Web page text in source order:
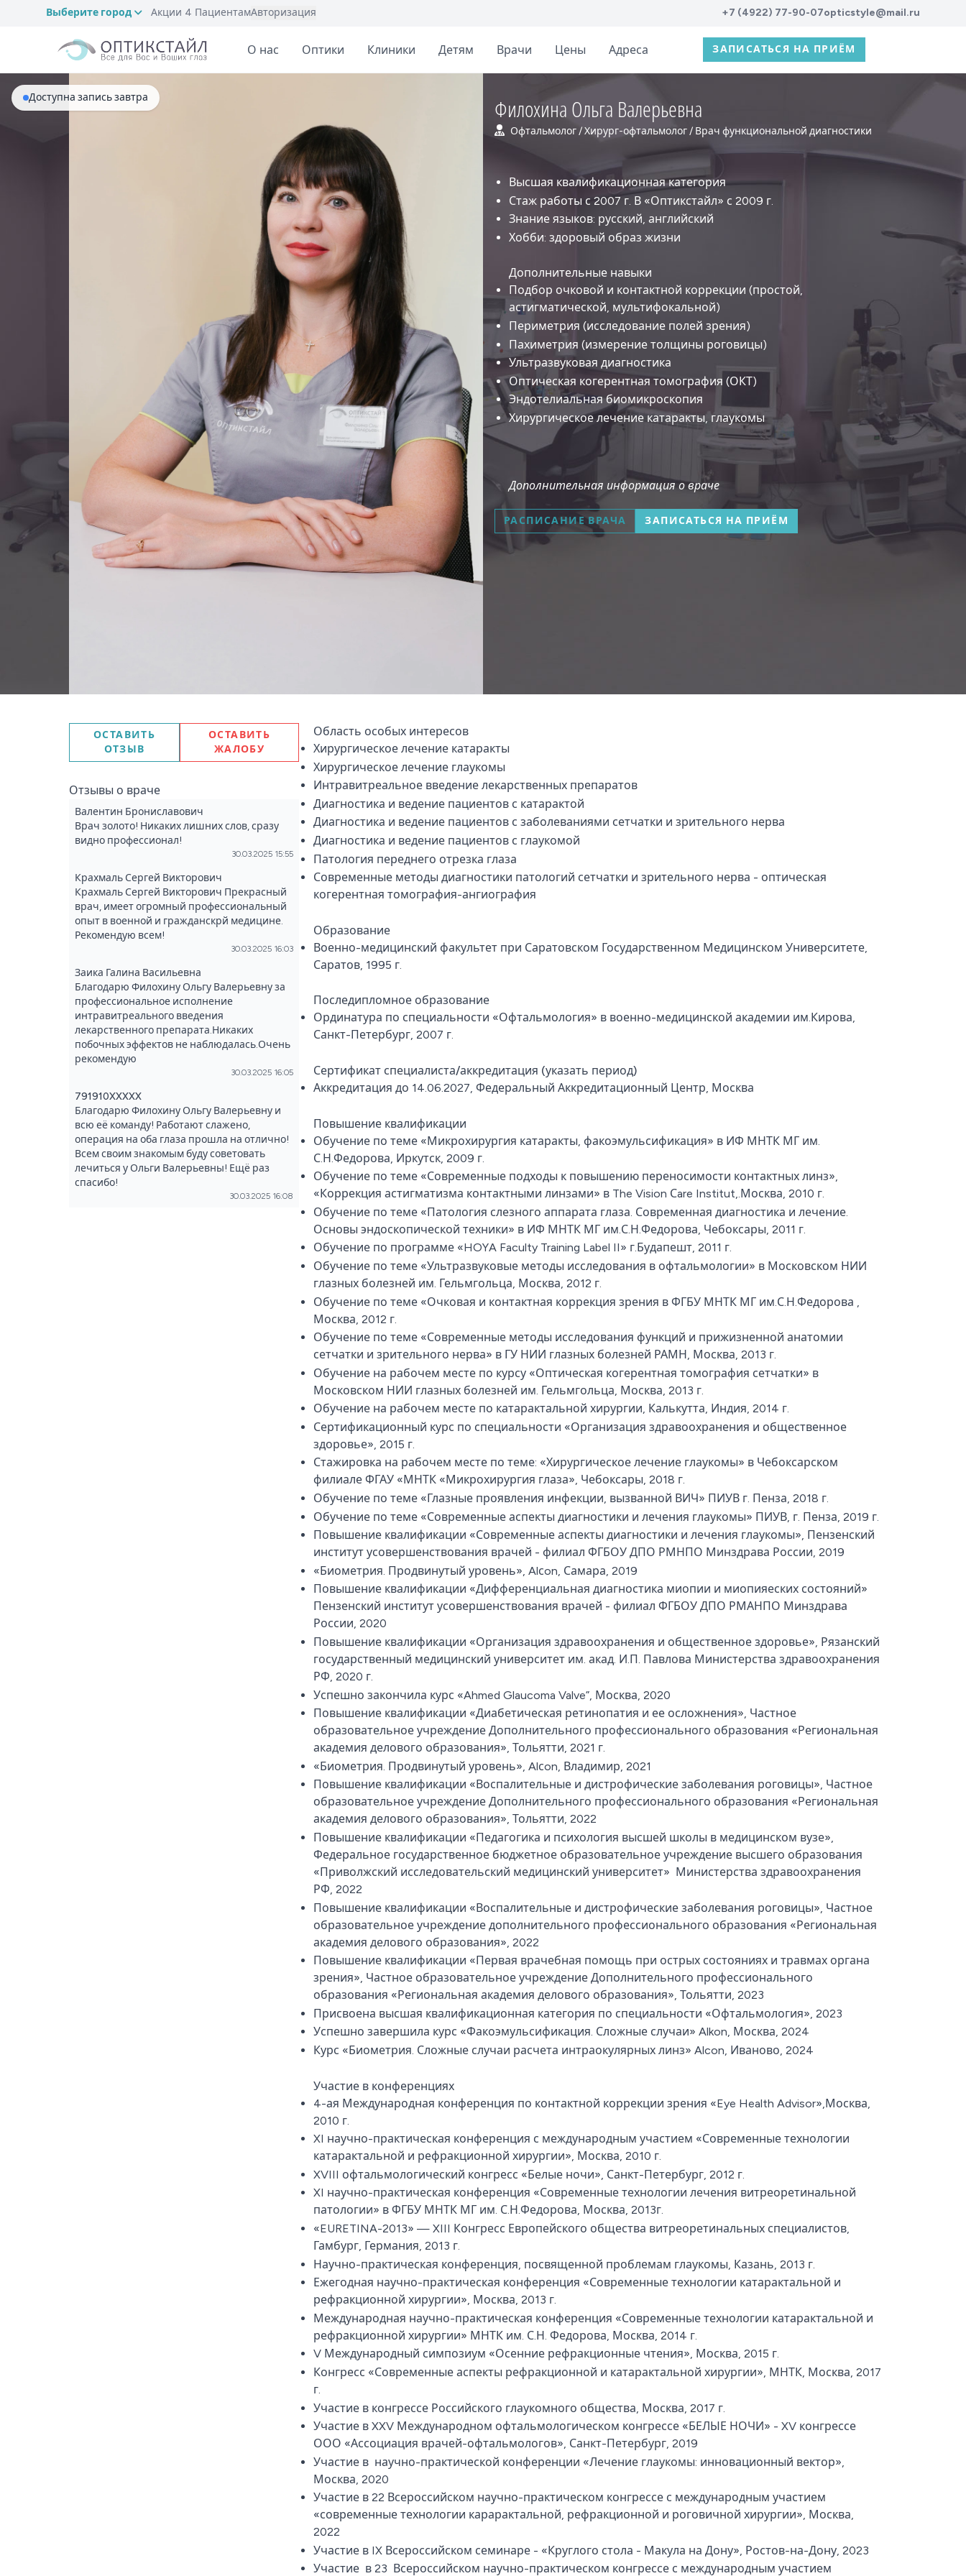
Выберите город Акции 4 ПациентамАвторизация +7 (4922) 77-90-07opticstyle@mail.ru
О нас Оптики Клиники Детям Врачи Цены Адреса ЗАПИСАТЬСЯ НА ПРИЁМ
Доступна запись завтра Филохина Ольга Валерьевна
Офтальмолог / Хирург-офтальмолог / Врач функциональной диагностики
Высшая квалификационная категория
Стаж работы с 2007 г. В «Оптикстайл» с 2009 г.
Знание языков: русский, английский
Хобби: здоровый образ жизни
Дополнительные навыки
Подбор очковой и контактной коррекции (простой,
астигматической, мультифокальной)
Периметрия (исследование полей зрения)
Пахиметрия (измерение толщины роговицы)
Ультразвуковая диагностика
Оптическая когерентная томография (ОКТ)
Эндотелиальная биомикроскопия
Хирургическое лечение катаракты, глаукомы
Дополнительная информация о враче
РАСПИСАНИЕ ВРАЧА ЗАПИСАТЬСЯ НА ПРИЁМ
ОСТАВИТЬ
ОТЗЫВ
ОСТАВИТЬ
ЖАЛОБУ
Отзывы о враче
Валентин Брониславович
Врач золото! Никаких лишних слов, сразу
видно профессионал!
30.03.2025 15:55
Крахмаль Сергей Викторович
Крахмаль Сергей Викторович Прекрасный
врач, имеет огромный профессиональный
опыт в военной и гражданскрй медицине.
Рекомендую всем!
30.03.2025 16:03
Заика Галина Васильевна
Благодарю Филохину Ольгу Валерьевну за
профессиональное исполнение
интравитреального введения
лекарственного препарата.Никаких
побочных эффектов не наблюдалась.Очень
рекомендую
30.03.2025 16:05
791910XXXXX
Благодарю Филохину Ольгу Валерьевну и
всю её команду! Работают слажено,
операция на оба глаза прошла на отлично!
Всем своим знакомым буду советовать
лечиться у Ольги Валерьевны! Ещё раз
спасибо!
30.03.2025 16:08
Область особых интересов
Хирургическое лечение катаракты
Хирургическое лечение глаукомы
Интравитреальное введение лекарственных препаратов
Диагностика и ведение пациентов с катарактой
Диагностика и ведение пациентов с заболеваниями сетчатки и зрительного нерва
Диагностика и ведение пациентов с глаукомой
Патология переднего отрезка глаза
Современные методы диагностики патологий сетчатки и зрительного нерва - оптическая
когерентная томография-ангиография
Образование
Военно-медицинский факультет при Саратовском Государственном Медицинском Университете,
Саратов, 1995 г.
Последипломное образование
Ординатура по специальности «Офтальмология» в военно-медицинской академии им.Кирова,
Санкт-Петербург, 2007 г.
Сертификат специалиста/аккредитация (указать период)
Аккредитация до 14.06.2027, Федеральный Аккредитационный Центр, Москва
Повышение квалификации
Обучение по теме «Микрохирургия катаракты, факоэмульсификация» в ИФ МНТК МГ им.
С.Н.Федорова, Иркутск, 2009 г.
Обучение по теме «Современные подходы к повышению переносимости контактных линз»,
«Коррекция астигматизма контактными линзами» в The Vision Сare Institut,.Москва, 2010 г.
Обучение по теме «Патология слезного аппарата глаза. Современная диагностика и лечение.
Основы эндоскопической техники» в ИФ МНТК МГ им.С.Н.Федорова, Чебоксары, 2011 г.
Обучение по программе «HOYA Faculty Training Label II» г.Будапешт, 2011 г.
Обучение по теме «Ультразвуковые методы исследования в офтальмологии» в Московском НИИ
глазных болезней им. Гельмгольца, Москва, 2012 г.
Обучение по теме «Очковая и контактная коррекция зрения в ФГБУ МНТК МГ им.С.Н.Федорова ,
Москва, 2012 г.
Обучение по теме «Современные методы исследования функций и прижизненной анатомии
сетчатки и зрительного нерва» в ГУ НИИ глазных болезней РАМН, Москва, 2013 г.
Обучение на рабочем месте по курсу «Оптическая когерентная томография сетчатки» в
Московском НИИ глазных болезней им. Гельмгольца, Москва, 2013 г.
Обучение на рабочем месте по катарактальной хирургии, Калькутта, Индия, 2014 г.
Сертификационный курс по специальности «Организация здравоохранения и общественное
здоровье», 2015 г.
Стажировка на рабочем месте по теме: «Хирургическое лечение глаукомы» в Чебоксарском
филиале ФГАУ «МНТК «Микрохирургия глаза», Чебоксары, 2018 г.
Обучение по теме «Глазные проявления инфекции, вызванной ВИЧ» ПИУВ г. Пенза, 2018 г.
Обучение по теме «Современные аспекты диагностики и лечения глаукомы» ПИУВ, г. Пенза, 2019 г.
Повышение квалификации «Современные аспекты диагностики и лечения глаукомы», Пензенский
институт усовершенствования врачей - филиал ФГБОУ ДПО РМНПО Минздрава России, 2019
«Биометрия. Продвинутый уровень», Alсon, Самара, 2019
Повышение квалификации «Дифференциальная диагностика миопии и миопияеских состояний»
Пензенский институт усовершенствования врачей - филиал ФГБОУ ДПО РМАНПО Минздрава
России, 2020
Повышение квалификации «Организация здравоохранения и общественное здоровье», Рязанский
государственный медицинский университет им. акад. И.П. Павлова Министерства здравоохранения
РФ, 2020 г.
Успешно закончила курс «Ahmed Glaucoma Valve”, Москва, 2020
Повышение квалификации «Диабетическая ретинопатия и ее осложнения», Частное
образовательное учреждение Дополнительного профессионального образования «Региональная
академия делового образования», Тольятти, 2021 г.
«Биометрия. Продвинутый уровень», Alсon, Владимир, 2021
Повышение квалификации «Воспалительные и дистрофические заболевания роговицы», Частное
образовательное учреждение Дополнительного профессионального образования «Региональная
академия делового образования», Тольятти, 2022
Повышение квалификации «Педагогика и психология высшей школы в медицинском вузе»,
Федеральное государственное бюджетное образовательное учреждение высшего образования
«Приволжский исследовательский медицинский университет» Министерства здравоохранения
РФ, 2022
Повышение квалификации «Воспалительные и дистрофические заболевания роговицы», Частное
образовательное учреждение дополнительного профессионального образования «Региональная
академия делового образования», 2022
Повышение квалификации «Первая врачебная помощь при острых состояниях и травмах органа
зрения», Частное образовательное учреждение Дополнительного профессионального
образования «Региональная академия делового образования», Тольятти, 2023
Присвоена высшая квалификационная категория по специальности «Офтальмология», 2023
Успешно завершила курс «Факоэмульсификация. Сложные случаи» Alkon, Москва, 2024
Курс «Биометрия. Сложные случаи расчета интраокулярных линз» Alcon, Иваново, 2024
Участие в конференциях
4-ая Международная конференция по контактной коррекции зрения «Eye Health Advisor»,Москва,
2010 г.
XI научно-практическая конференция с международным участием «Современные технологии
катарактальной и рефракционной хирургии», Москва, 2010 г.
XVIII офтальмологический конгресс «Белые ночи», Санкт-Петербург, 2012 г.
XI научно-практическая конференция «Современные технологии лечения витреоретинальной
патологии» в ФГБУ МНТК МГ им. С.Н.Федорова, Москва, 2013г.
«EURETINA-2013» — XIII Конгресс Европейского общества витреоретинальных специалистов,
Гамбург, Германия, 2013 г.
Научно-практическая конференция, посвященной проблемам глаукомы, Казань, 2013 г.
Ежегодная научно-практическая конференция «Современные технологии катарактальной и
рефракционной хирургии», Москва, 2013 г.
Международная научно-практическая конференция «Современные технологии катарактальной и
рефракционной хирургии» МНТК им. С.Н. Федорова, Москва, 2014 г.
V Международный симпозиум «Осенние рефракционные чтения», Москва, 2015 г.
Конгресс «Современные аспекты рефракционной и катарактальной хирургии», МНТК, Москва, 2017
г.
Участие в конгрессе Российского глаукомного общества, Москва, 2017 г.
Участие в XXV Международном офтальмологическом конгрессе «БЕЛЫЕ НОЧИ» - XV конгрессе
ООО «Ассоциация врачей-офтальмологов», Санкт-Петербург, 2019
Участие в научно-практической конференции «Лечение глаукомы: инновационный вектор»,
Москва, 2020
Участие в 22 Всероссийском научно-практическом конгрессе с международным участием
«современные технологии карарактальной, рефракционной и роговичной хирургии», Москва,
2022
Участие в IX Всероссийском семинаре - «Круглого стола - Макула на Дону», Ростов-на-Дону, 2023
Участие в 23 Всероссийском научно-практическом конгрессе с международным участием